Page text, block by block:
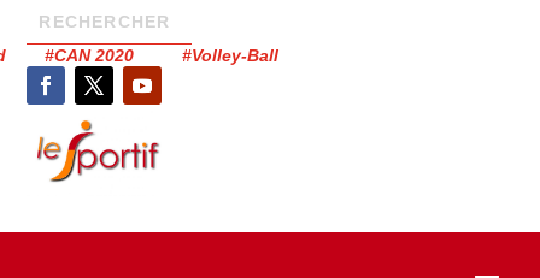
#CAN 2020 #Volley-Ball